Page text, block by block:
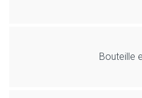
Bouteille